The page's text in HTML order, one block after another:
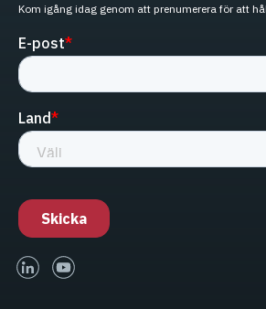
Kom igång idag genom att prenumerera för att
linked-inyoutube